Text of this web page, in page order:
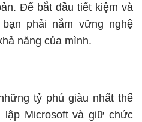
Để bắt đầu tiết kiệm và
phải nắm vững nghệ
năng của mình.
tỷ phú giàu nhất thế
Microsoft và giữ chức